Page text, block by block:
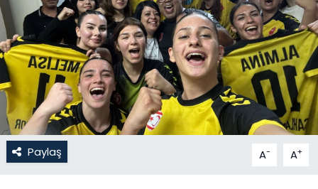
Paylaş A- A+
Güncel
Gündem
KKTC
KKTC YEREL SEÇİM 2018
Kültür Sanat